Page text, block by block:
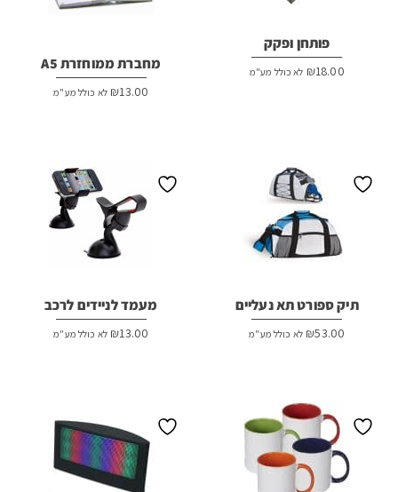
פותחן ופקק
₪18.00 לא כולל מע"מ מחברת ממוחזרת A5
₪13.00 לא כולל מע"מ
תיק ספורט תא נעליים
₪53.00 לא כולל מע"מ
מעמד לניידים לרכב
₪13.00 לא כולל מע"מ